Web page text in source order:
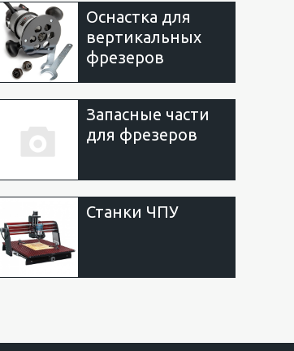
Оснастка для
вертикальных
фрезеров
Запасные части
для фрезеров
Станки ЧПУ